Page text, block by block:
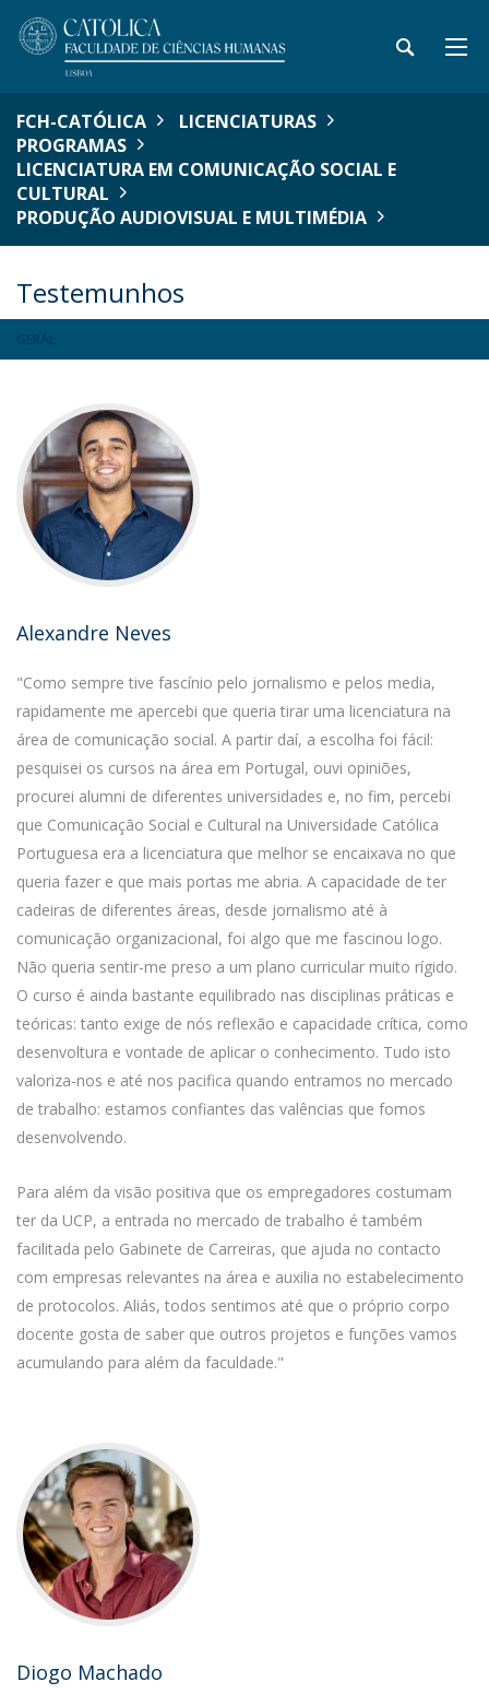
FCH-CATÓLICA
LICENCIATURAS
PROGRAMAS
LICENCIATURA EM COMUNICAÇÃO SOCIAL E
CULTURAL
PRODUÇÃO AUDIOVISUAL E MULTIMÉDIA
Testemunhos
Alexandre Neves
"Como sempre tive fascínio pelo jornalismo e pelos media,
rapidamente me apercebi que queria tirar uma licenciatura na
área de comunicação social. A partir daí, a escolha foi fácil:
pesquisei os cursos na área em Portugal, ouvi opiniões,
procurei alumni de diferentes universidades e, no fim, percebi
que Comunicação Social e Cultural na Universidade Católica
Portuguesa era a licenciatura que melhor se encaixava no que
queria fazer e que mais portas me abria. A capacidade de ter
cadeiras de diferentes áreas, desde jornalismo até à
comunicação organizacional, foi algo que me fascinou logo.
Não queria sentir-me preso a um plano curricular muito rígido.
O curso é ainda bastante equilibrado nas disciplinas práticas e
teóricas: tanto exige de nós reflexão e capacidade crítica, como
desenvoltura e vontade de aplicar o conhecimento. Tudo isto
valoriza-nos e até nos pacifica quando entramos no mercado
de trabalho: estamos confiantes das valências que fomos
desenvolvendo.
Para além da visão positiva que os empregadores costumam
ter da UCP, a entrada no mercado de trabalho é também
facilitada pelo Gabinete de Carreiras, que ajuda no contacto
com empresas relevantes na área e auxilia no estabelecimento
de protocolos. Aliás, todos sentimos até que o próprio corpo
docente gosta de saber que outros projetos e funções vamos
acumulando para além da faculdade."
Diogo Machado